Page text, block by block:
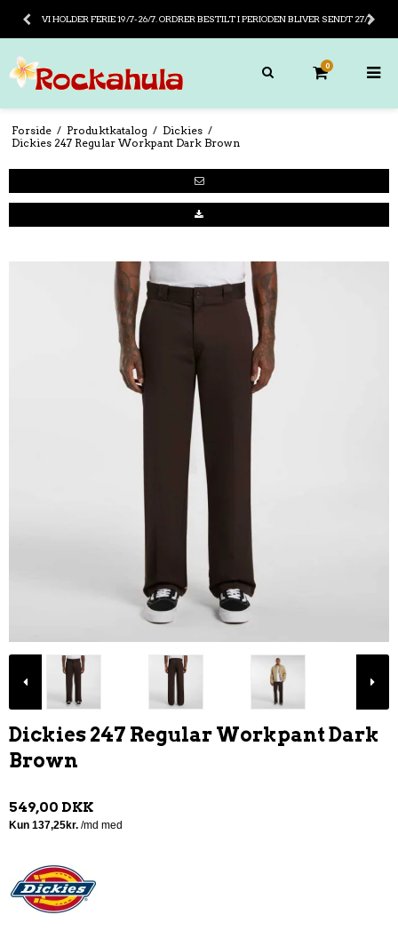
VI HOLDER FERIE 19/7-26/7. ORDRER BESTILT I PERIODEN BLIVER SENDT 27/7
0
Forside / Produktkatalog / Dickies /
Dickies 247 Regular Workpant Dark Brown
Dickies 247 Regular Workpant Dark
Brown
549,00 DKK